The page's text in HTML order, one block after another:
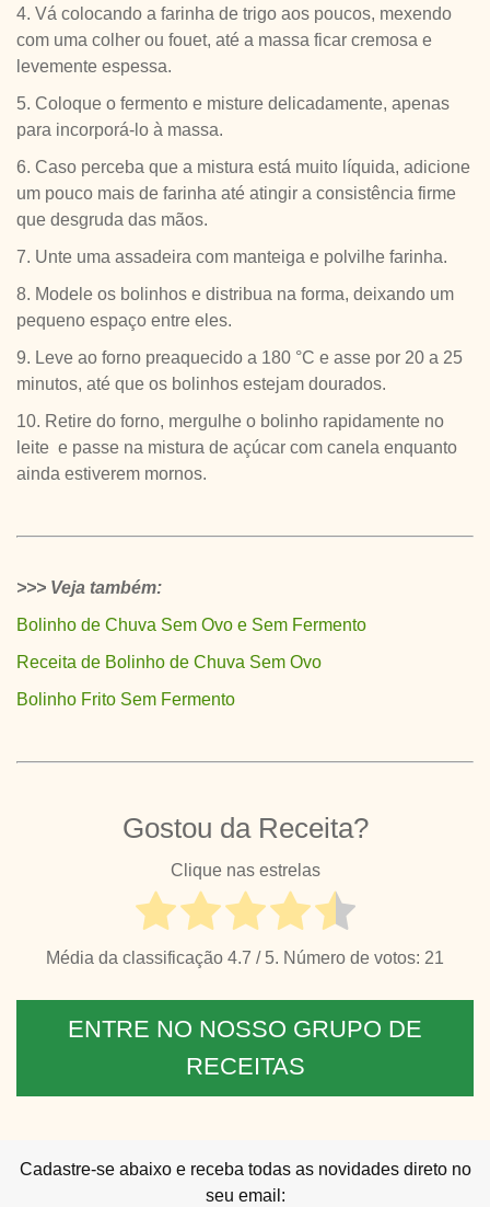
4. Vá colocando a farinha de trigo aos poucos, mexendo
com uma colher ou fouet, até a massa ficar cremosa e
levemente espessa.
5. Coloque o fermento e misture delicadamente, apenas
para incorporá-lo à massa.
6. Caso perceba que a mistura está muito líquida, adicione
um pouco mais de farinha até atingir a consistência firme
que desgruda das mãos.
7. Unte uma assadeira com manteiga e polvilhe farinha.
8. Modele os bolinhos e distribua na forma, deixando um
pequeno espaço entre eles.
9. Leve ao forno preaquecido a 180 °C e asse por 20 a 25
minutos, até que os bolinhos estejam dourados.
10. Retire do forno, mergulhe o bolinho rapidamente no
leite e passe na mistura de açúcar com canela enquanto
ainda estiverem mornos.
>>> Veja também:
Bolinho de Chuva Sem Ovo e Sem Fermento
Receita de Bolinho de Chuva Sem Ovo
Bolinho Frito Sem Fermento
Gostou da Receita?
Clique nas estrelas
Média da classificação 4.7 / 5. Número de votos: 21
ENTRE NO NOSSO GRUPO DE
RECEITAS
Cadastre-se abaixo e receba todas as novidades direto no
seu email: